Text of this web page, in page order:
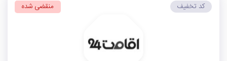
کد تخفیف منقضی شده